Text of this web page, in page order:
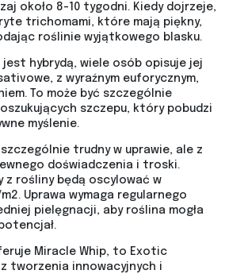
około 8-10 tygodni. Kiedy dojrzeje,
trichomami, które mają piękny,
roślinie wyjątkowego blasku.
jest hybrydą, wiele osób opisuje jej
z wyraźnym euforycznym,
To może być szczególnie
szczepu, który pobudzi
myślenie.
trudny w uprawie, ale z
doświadczenia i troski.
z rośliny będą oscylować w
Uprawa wymaga regularnego
pielęgnacji, aby roślina mogła
Miracle Whip, to Exotic
tworzenia innowacyjnych i